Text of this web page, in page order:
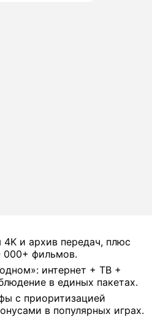
и архив передач, плюс
000+ фильмов.
интернет + ТВ +
в единых пакетах.
с приоритизацией
в популярных играх.